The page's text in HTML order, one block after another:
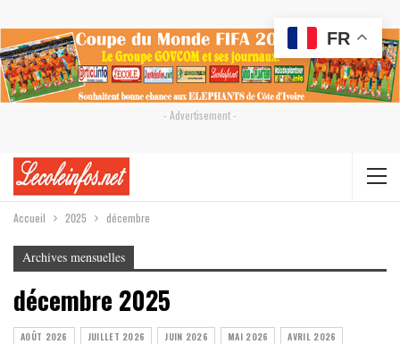
- Advertisement -
Accueil 2025 décembre
Archives mensuelles
décembre 2025
AOÛT 2026 JUILLET 2026 JUIN 2026 MAI 2026
AVRIL 2026
FR